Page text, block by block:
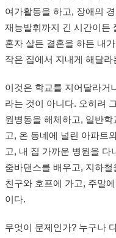
여가활동을 하고, 장애의
재능발휘까지 긴 시간이든
혼자 살든 결혼을 하든 내
작은 집에서 지내게 해달라
이것은 학교를 지어달라거
라는 것이 아니다. 오히려
원병동을 해체하고, 일반
고, 온 동네에 널린 아파트
고, 내 집 가까운 병원을 다
줌바댄스를 배우고, 지하철
친구와 호프에 가고, 주말
이다.
무엇이 문제인가? 누구나